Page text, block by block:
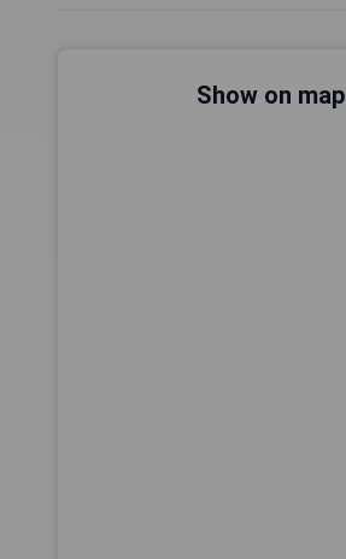
Show on map